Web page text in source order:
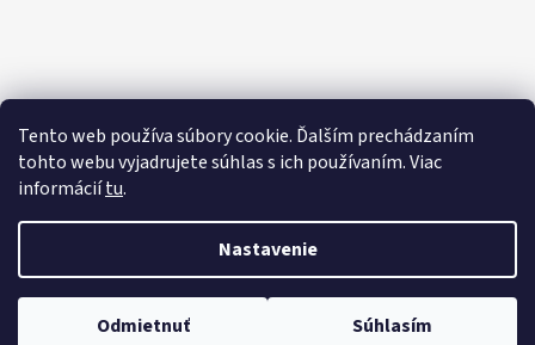
Tento web používa súbory cookie. Ďalším prechádzaním
tohto webu vyjadrujete súhlas s ich používaním. Viac
informáciítu.
Nastavenie
Odmietnuť Súhlasím
Vytvoril Shoptet
Copyright 2026Royal Sewings - Handmade oblečenie